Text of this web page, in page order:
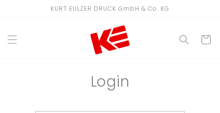
KURT EULZER DRUCK GmbH & Co. KG
Login